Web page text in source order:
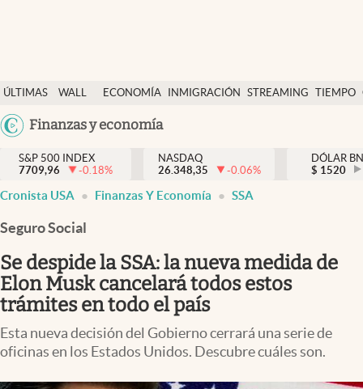
ÚLTIMAS
NOTICIAS
WALL
DÓLAR
ECONOMÍA INMIGRACIÓN STREAMING TIEMPO
México
Finanzas y economía
Finanzas y economía
Wall Street y dólar
Inmigración
Espiritual
Streaming
PC y mobile
S&P 500 INDEX
7709,96
-0.18%
NASDAQ
26.348,35
-0.06%
DÓLAR
$ 1520
Cronista USA Finanzas Y Economía SSA
Seguro Social
Se despide la SSA: la nueva medida de
Elon Musk cancelará todos estos
trámites en todo el país
Esta nueva decisión del Gobierno cerrará una serie de
oficinas en los Estados Unidos. Descubre cuáles son.